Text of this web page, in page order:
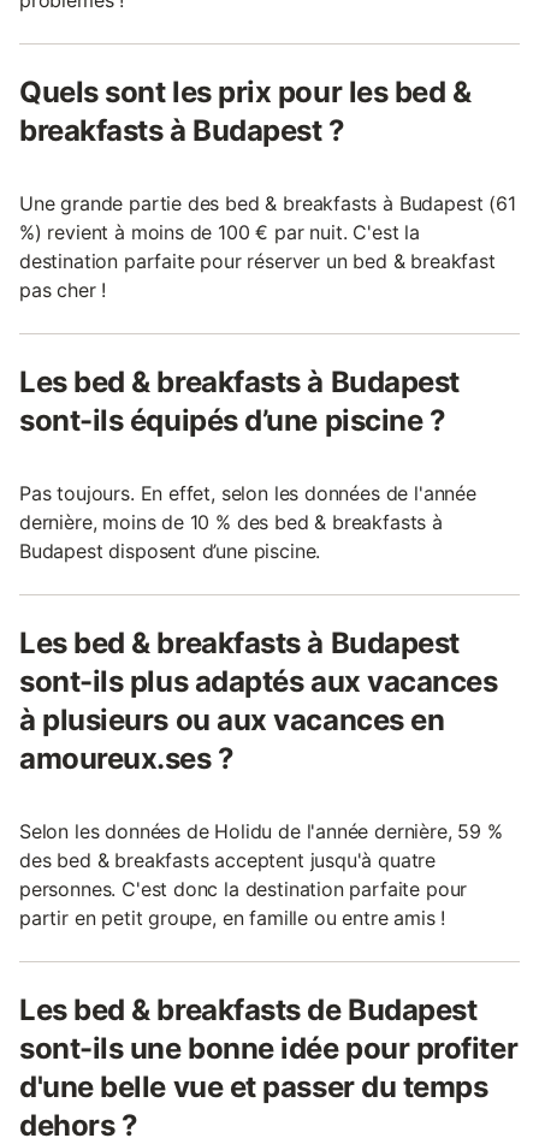
Quels sont les prix pour les bed &
breakfasts à Budapest ?
Une grande partie des bed & breakfasts à Budapest (61
%) revient à moins de 100 € par nuit. C'est la
destination parfaite pour réserver un bed & breakfast
pas cher !
Les bed & breakfasts à Budapest
sont-ils équipés d’une piscine ?
Pas toujours. En effet, selon les données de l'année
dernière, moins de 10 % des bed & breakfasts à
Budapest disposent d’une piscine.
Les bed & breakfasts à Budapest
sont-ils plus adaptés aux vacances
à plusieurs ou aux vacances en
amoureux.ses ?
Selon les données de Holidu de l'année dernière, 59 %
des bed & breakfasts acceptent jusqu'à quatre
personnes. C'est donc la destination parfaite pour
partir en petit groupe, en famille ou entre amis !
Les bed & breakfasts de Budapest
sont-ils une bonne idée pour profiter
d'une belle vue et passer du temps
dehors ?